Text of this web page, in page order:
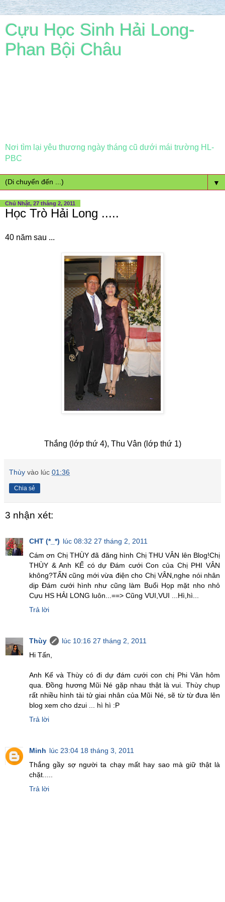
Cựu Học Sinh Hải Long-
Phan Bội Châu
Nơi tìm lại yêu thương ngày tháng cũ dưới mái trường HL-
PBC
▼
Chủ Nhật, 27 tháng 2, 2011
Học Trò Hải Long .....
40 năm sau ...
Thắng (lớp thứ 4), Thu Vân (lớp thứ 1)
Thùy vào lúc 01:36
Chia sẻ
3 nhận xét:
CHT (*_*) lúc 08:32 27 tháng 2, 2011
Cám ơn Chị THÙY đã đăng hình Chị THU VÂN lên Blog!Chị
THÙY & Anh KẾ có dự Đám cưới Con của Chị PHI VÂN
không?TẤN cũng mới vừa điện cho Chị VÂN,nghe nói nhân
dịp Đám cưới hình như cũng làm Buổi Họp mặt nho nhỏ
Cựu HS HẢI LONG luôn...==> Cũng VUI,VUI ...Hì,hì...
Trả lời
Thùy
lúc 10:16 27 tháng 2, 2011
Hi Tấn,
Anh Kế và Thùy có đi dự đám cưới con chị Phi Vân hôm
qua. Đồng hương Mũi Né gặp nhau thật là vui. Thùy chụp
rất nhiều hình tài tử giai nhân của Mũi Né, sẽ từ từ đưa lên
blog xem cho dzui ... hì hì :P
Trả lời
Minh lúc 23:04 18 tháng 3, 2011
Thắng gầy sợ người ta chạy mất hay sao mà giữ thật là
chặt.....
Trả lời